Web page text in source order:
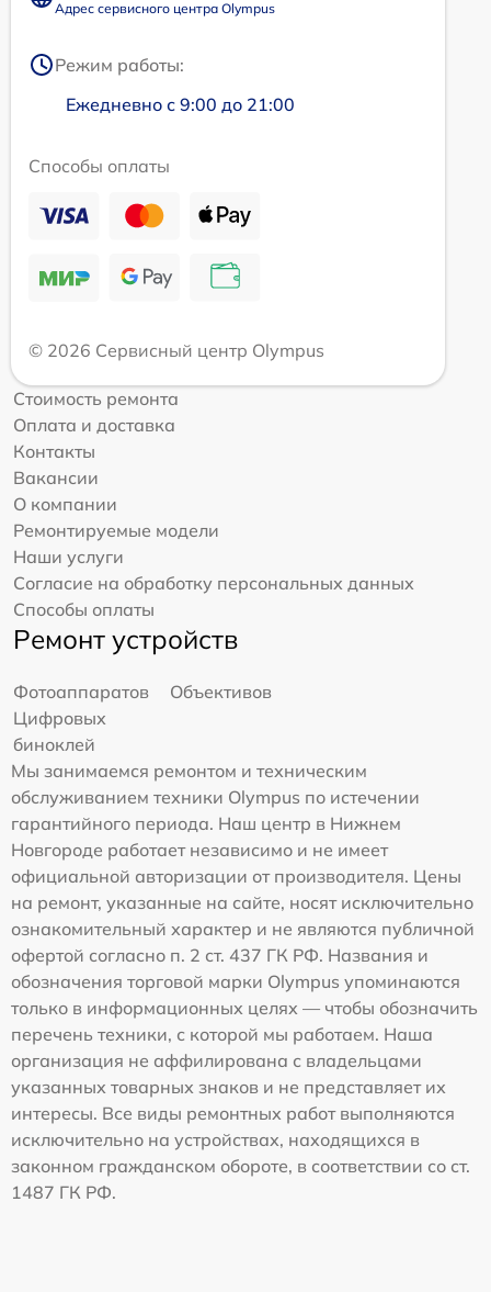
Адрес сервисного центра Olympus
Режим работы:
Ежедневно с 9:00 до 21:00
Способы оплаты
© 2026 Сервисный центр Olympus
Стоимость ремонта
Оплата и доставка
Контакты
Вакансии
О компании
Ремонтируемые модели
Наши услуги
Согласие на обработку персональных данных
Способы оплаты
Ремонт устройств
Фотоаппаратов
Объективов
Цифровых
биноклей
Мы занимаемся ремонтом и техническим
обслуживанием техники Olympus по истечении
гарантийного периода. Наш центр в Нижнем
Новгороде работает независимо и не имеет
официальной авторизации от производителя. Цены
на ремонт, указанные на сайте, носят исключительно
ознакомительный характер и не являются публичной
офертой согласно п. 2 ст. 437 ГК РФ. Названия и
обозначения торговой марки Olympus упоминаются
только в информационных целях — чтобы обозначить
перечень техники, с которой мы работаем. Наша
организация не аффилирована с владельцами
указанных товарных знаков и не представляет их
интересы. Все виды ремонтных работ выполняются
исключительно на устройствах, находящихся в
законном гражданском обороте, в соответствии со ст.
1487 ГК РФ.